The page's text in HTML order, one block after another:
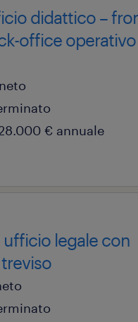
didattico –
office operativo
€ annuale
legale con